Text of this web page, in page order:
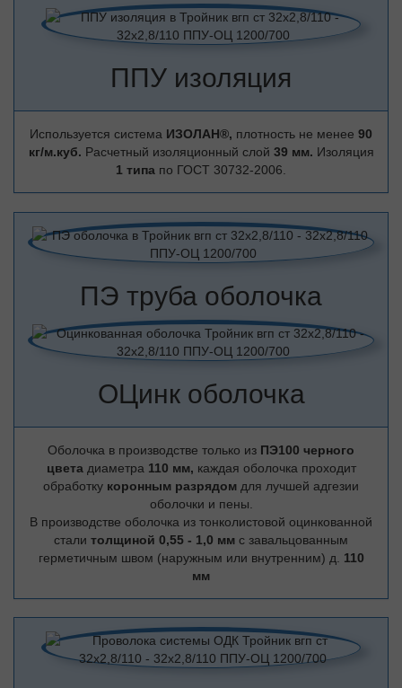
ППУ изоляция
Используется система ИЗОЛАН®, плотность не менее 90
кг/м.куб. Расчетный изоляционный слой 39 мм. Изоляция
1 типа по ГОСТ 30732-2006.
ПЭ труба оболочка
ОЦинк оболочка
Оболочка в производстве только из ПЭ100 черного
цвета диаметра 110 мм, каждая оболочка проходит
обработку коронным разрядом для лучшей адгезии
оболочки и пены.
В производстве оболочка из тонколистовой оцинкованной
стали толщиной 0,55 - 1,0 мм с завальцованным
герметичным швом (наружным или внутренним) д. 110
мм